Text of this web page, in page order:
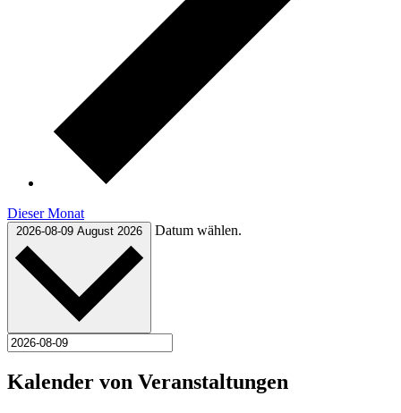
Dieser Monat
2026-08-09 August 2026 Datum wählen.
Kalender von Veranstaltungen